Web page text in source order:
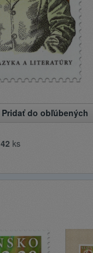
Pridať do obľúbených
42 ks